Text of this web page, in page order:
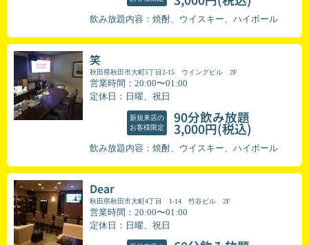
飲み放題内容：焼酎、ウイスキー、ハイボール
笑
秋田県秋田市大町5丁目2-15 ウイングビル 2F
営業時間：20:00〜01:00
定休日：日曜、祝日
新規来店の
お客様限定
90分飲み放題
3,000円(税込)
飲み放題内容：焼酎、ウイスキー、ハイボール
Dear
秋田県秋田市大町4丁目 1-14 竹谷ビル 2F
営業時間：20:00〜01:00
定休日：日曜、祝日